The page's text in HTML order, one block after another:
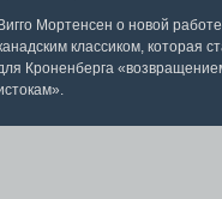
Вигго Мортенсен о новой
классиком, которая
Кроненберга